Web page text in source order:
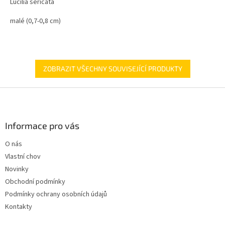
z
hvězdiček.
malé (0,7-0,8 cm)
ZOBRAZIT VŠECHNY SOUVISEJÍCÍ PRODUKTY
Informace pro vás
O nás
Vlastní chov
Novinky
Obchodní podmínky
Podmínky ochrany osobních údajů
Kontakty